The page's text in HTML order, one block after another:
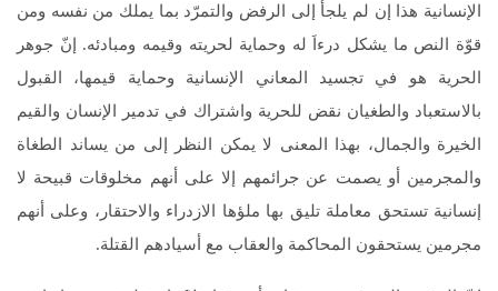
الإنسانية هذا إن لم يلجأ إلى الرفض والتمرّد بما يملك من نفسه ومن
قوّة النص ما يشكل درءاَ له وحماية لحريته وقيمه ومبادئه. إنّ جوهر
الحرية هو في تجسيد المعاني الإنسانية وحماية قيمها، القبول
بالاستعباد والطغيان نقض للحرية واشتراك في تدمير الإنسان والقيم
الخيرة والجمال، بهذا المعنى لا يمكن النظر إلى من يساند الطغاة
والمجرمين أو يصمت عن جرائمهم إلا على أنهم مخلوقات قبيحة لا
إنسانية تستحق معاملة تليق بها ملؤها الازدراء والاحتقار، وعلى أنهم
مجرمين يستحقون المحاكمة والعقاب مع أسيادهم القتلة.